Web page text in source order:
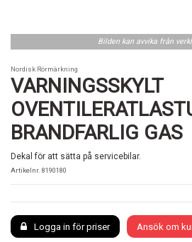
Bilden kan avvika från
Nordisk Rörmärkning
VARNINGSSKYLT
BRANDFARLIG GAS
Dekal för att sätta på servicebilar.
Artikelnr. 8190180
Logga in för priser Ansök om